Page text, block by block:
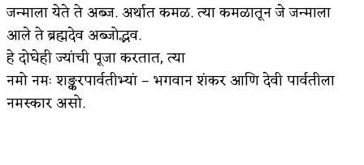
जन्माला येते ते अब्ज. अर्थात कमळ. त्या कमळातून जे जन्माला
आले ते ब्रह्मदेव अब्जोद्भव.
हे दोघेही ज्यांची पूजा करतात, त्या
नमो नमः शङ्करपार्वतीभ्यां – भगवान शंकर आणि देवी पार्वतीला
नमस्कार असो.